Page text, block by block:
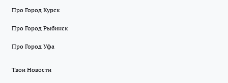
Про Город Курск
Про Город Рыбинск
Про Город Уфа
Твои Новости